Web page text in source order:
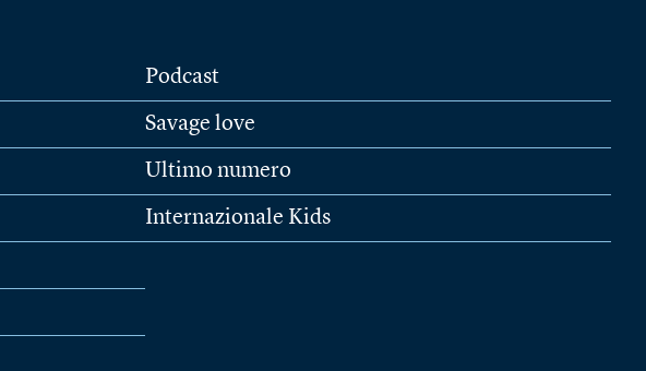
Podcast
Savage love
Ultimo numero
Internazionale Kids